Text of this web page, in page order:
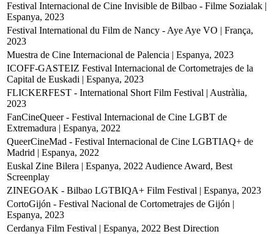
Festival Internacional de Cine Invisible de Bilbao - Filme Sozialak |
Espanya, 2023
Festival International du Film de Nancy - Aye Aye VO | França,
2023
Muestra de Cine Internacional de Palencia | Espanya, 2023
ICOFF-GASTEIZ Festival Internacional de Cortometrajes de la
Capital de Euskadi | Espanya, 2023
FLICKERFEST - International Short Film Festival | Austràlia,
2023
FanCineQueer - Festival Internacional de Cine LGBT de
Extremadura | Espanya, 2022
QueerCineMad - Festival Internacional de Cine LGBTIAQ+ de
Madrid | Espanya, 2022
Euskal Zine Bilera | Espanya, 2022 Audience Award, Best
Screenplay
ZINEGOAK - Bilbao LGTBIQA+ Film Festival | Espanya, 2023
CortoGijón - Festival Nacional de Cortometrajes de Gijón |
Espanya, 2023
Cerdanya Film Festival | Espanya, 2022 Best Direction